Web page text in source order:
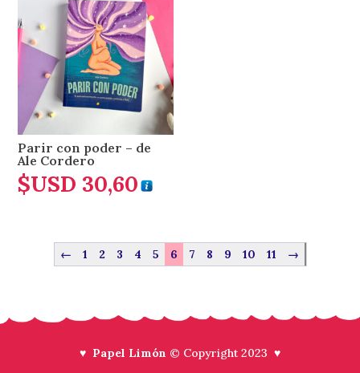
Parir con poder – de
Ale Cordero
$USD 30,60
← 1 2 3 4 5 6 7 8 9 10 11 →
♥ Papel Limón © Copyright 2023 ♥